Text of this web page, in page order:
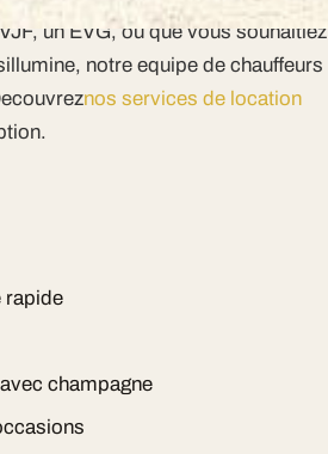
un EVG, ou que vous souhaitiez
notre equipe de chauffeurs
nos services de location
rapide
champagne